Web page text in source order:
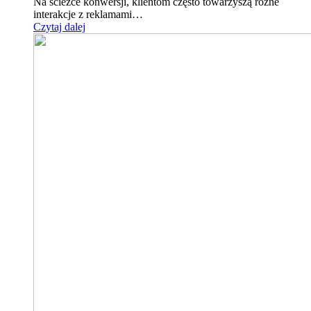
interakcje z reklamami…
Czytaj dalej